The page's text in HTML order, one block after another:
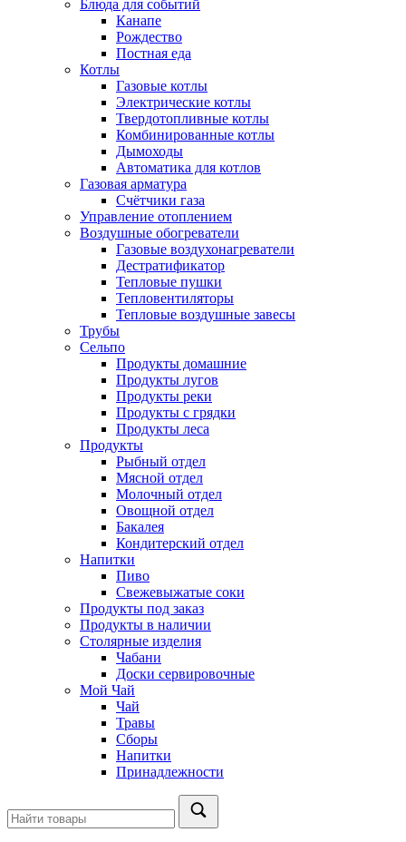
Блюда для событий
Канапе
Рождество
Постная еда
Котлы
Газовые котлы
Электрические котлы
Твердотопливные котлы
Комбинированные котлы
Дымоходы
Автоматика для котлов
Газовая арматура
Счётчики газа
Управление отоплением
Воздушные обогреватели
Газовые воздухонагреватели
Дестратификатор
Тепловые пушки
Тепловентиляторы
Тепловые воздушные завесы
Трубы
Сельпо
Продукты домашние
Продукты лугов
Продукты реки
Продукты с грядки
Продукты леса
Продукты
Рыбный отдел
Мясной отдел
Молочный отдел
Овощной отдел
Бакалея
Кондитерский отдел
Напитки
Пиво
Cвежевыжатые соки
Продукты под заказ
Продукты в наличии
Столярные изделия
Чабани
Доски сервировочные
Мой Чай
Чай
Травы
Сборы
Напитки
Принадлежности